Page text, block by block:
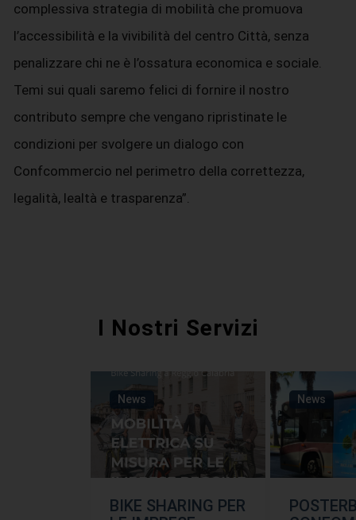
complessiva strategia di mobilità che promuova
l’accessibilità e la vivibilità del centro Città, senza
penalizzare chi ne è l’ossatura economica e sociale.
Temi sui quali saremo felici di fornire il nostro
contributo sempre che vengano ripristinate le
condizioni per svolgere un dialogo con
Confcommercio nel perimetro della correttezza,
legalità, lealtà e trasparenza”.
I Nostri Servizi
News
BIKE SHARING PER
News